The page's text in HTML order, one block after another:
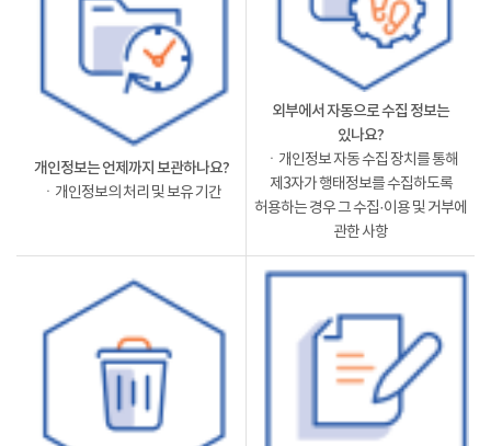
개인정보는 언제까지 보관하나요?
ㆍ개인정보의 처리 및 보유 기간
외부에서 자동으로 수집 정보는
있나요?
ㆍ개인정보 자동 수집 장치를 통해
제3자가 행태정보를 수집하도록
허용하는 경우 그 수집·이용 및 거부에
관한 사항